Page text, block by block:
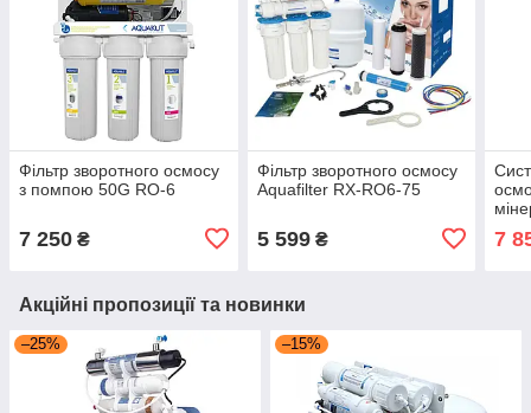
Фільтр зворотного осмосу
з помпою 50G RO-6
7 250 ₴
Фільтр зворотного осмосу
Aquafilter RX-RO6-75
5 599₴ 7
Акційні пропозиції та новинки
–25% –15%